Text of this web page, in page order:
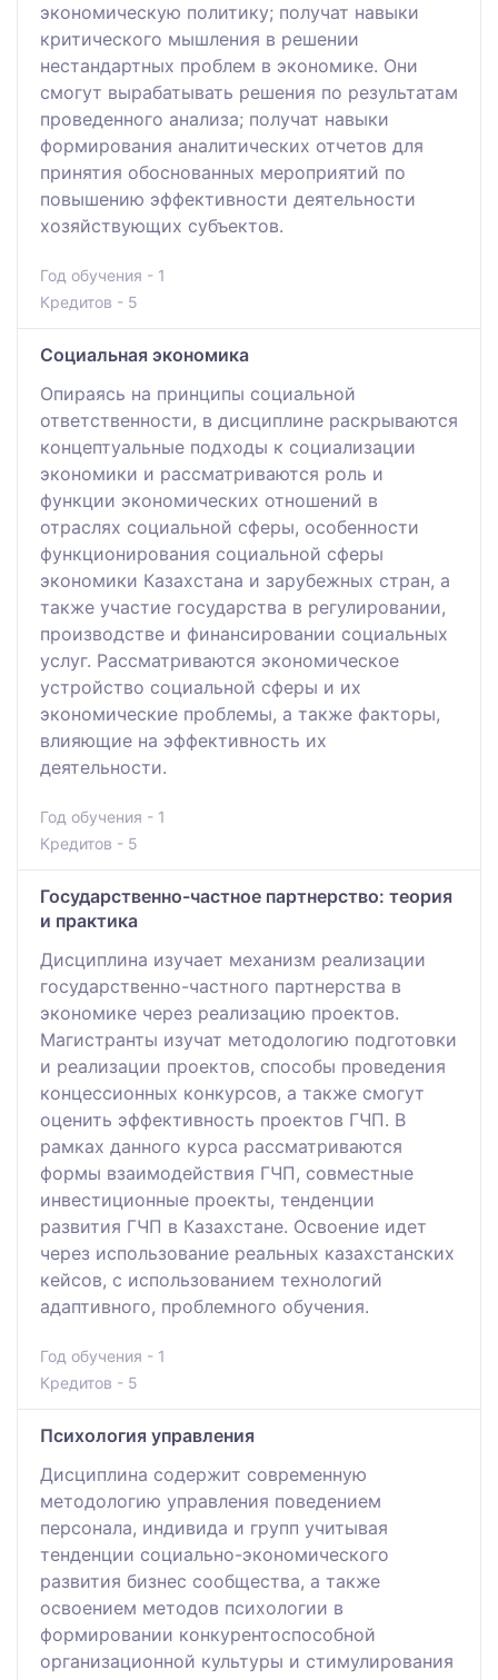
экономическую политику; получат навыки
критического мышления в решении
нестандартных проблем в экономике. Они
смогут вырабатывать решения по результатам
проведенного анализа; получат навыки
формирования аналитических отчетов для
принятия обоснованных мероприятий по
повышению эффективности деятельности
хозяйствующих субъектов.
Год обучения - 1
Кредитов - 5
Социальная экономика
Опираясь на принципы социальной
ответственности, в дисциплине раскрываются
концептуальные подходы к социализации
экономики и рассматриваются роль и
функции экономических отношений в
отраслях социальной сферы, особенности
функционирования социальной сферы
экономики Казахстана и зарубежных стран, а
также участие государства в регулировании,
производстве и финансировании социальных
услуг. Рассматриваются экономическое
устройство социальной сферы и их
экономические проблемы, а также факторы,
влияющие на эффективность их
деятельности.
Год обучения - 1
Кредитов - 5
Государственно-частное партнерство: теория
и практика
Дисциплина изучает механизм реализации
государственно-частного партнерства в
экономике через реализацию проектов.
Магистранты изучат методологию подготовки
и реализации проектов, способы проведения
концессионных конкурсов, а также смогут
оценить эффективность проектов ГЧП. В
рамках данного курса рассматриваются
формы взаимодействия ГЧП, совместные
инвестиционные проекты, тенденции
развития ГЧП в Казахстане. Освоение идет
через использование реальных казахстанских
кейсов, с использованием технологий
адаптивного, проблемного обучения.
Год обучения - 1
Кредитов - 5
Психология управления
Дисциплина содержит современную
методологию управления поведением
персонала, индивида и групп учитывая
тенденции социально-экономического
развития бизнес сообщества, а также
освоением методов психологии в
формировании конкурентоспособной
организационной культуры и стимулирования